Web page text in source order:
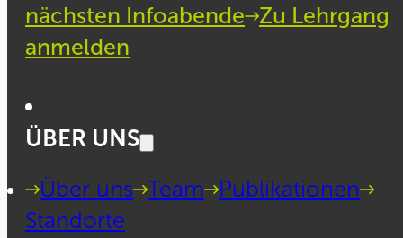
nächsten Infoabende Zu Lehrgang
anmelden
ÜBER UNS
Über uns Team
Publikationen
Standorte